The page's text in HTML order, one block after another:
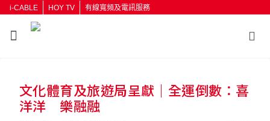
i-CABLE HOY TV 有線寬頻及電訊服務
文化體育及旅遊局呈獻｜全運倒數：喜
洋洋 樂融融